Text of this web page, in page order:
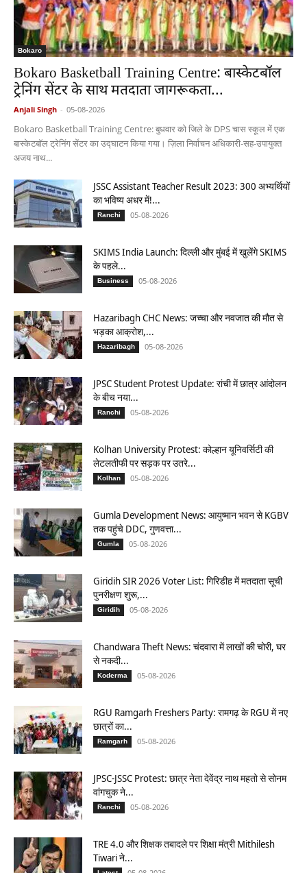
Bokaro
Bokaro Basketball Training Centre: बास्केटबॉल
ट्रेनिंग सेंटर के साथ मतदाता जागरूकता...
Anjali Singh - 05-08-2026
Bokaro Basketball Training Centre: बुधवार को जिले के DPS चास स्कूल में एक
बास्केटबॉल ट्रेनिंग सेंटर का उद्घाटन किया गया। ज़िला निर्वाचन अधिकारी-सह-उपायुक्त
अजय नाथ...
JSSC Assistant Teacher Result 2023: 300 अभ्यर्थियों
का भविष्य अधर में!...
Ranchi 05-08-2026
SKIMS India Launch: दिल्ली और मुंबई में खुलेंगे SKIMS
के पहले...
Business 05-08-2026
Hazaribagh CHC News: जच्चा और नवजात की मौत से
भड़का आक्रोश,...
Hazaribagh 05-08-2026
JPSC Student Protest Update: रांची में छात्र आंदोलन
के बीच नया...
Ranchi 05-08-2026
Kolhan University Protest: कोल्हान यूनिवर्सिटी की
लेटलतीफी पर सड़क पर उतरे...
Kolhan 05-08-2026
Gumla Development News: आयुष्मान भवन से KGBV
तक पहुंचे DDC, गुणवत्ता...
Gumla 05-08-2026
Giridih SIR 2026 Voter List: गिरिडीह में मतदाता सूची
पुनरीक्षण शुरू,...
Giridih 05-08-2026
Chandwara Theft News: चंदवारा में लाखों की चोरी, घर
से नकदी...
Koderma 05-08-2026
RGU Ramgarh Freshers Party: रामगढ़ के RGU में नए
छात्रों का...
Ramgarh 05-08-2026
JPSC-JSSC Protest: छात्र नेता देवेंद्र नाथ महतो से सोनम
वांगचुक ने...
Ranchi 05-08-2026
TRE 4.0 और शिक्षक तबादले पर शिक्षा मंत्री Mithilesh
Tiwari ने...